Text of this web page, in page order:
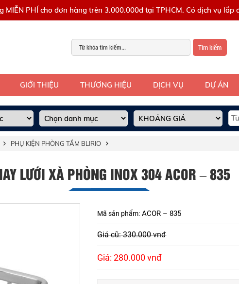
MIỄN PHÍ cho đơn hàng trên 3.000.000đ tại TPHCM. Có dịch vụ lắp
Tìm kiếm
GIỚI THIỆU THƯƠNG HIỆU DỊCH VỤ DỰ ÁN
PHỤ KIỆN PHÒNG TẮM BLIRIO
LƯỚI XÀ PHÒNG INOX 304 ACOR – 835
Mã sản phẩm: ACOR – 835
Giá cũ: 330.000 vnđ
Giá: 280.000 vnđ